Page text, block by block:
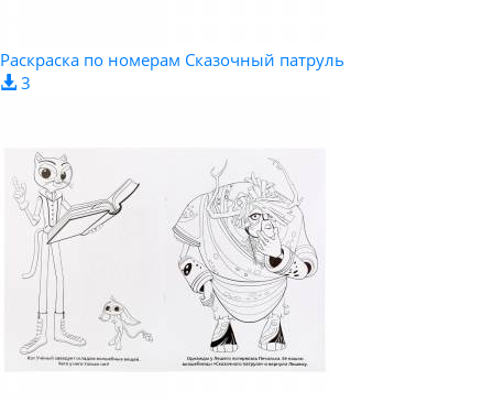
Раскраска по номерам Сказочный патруль
3